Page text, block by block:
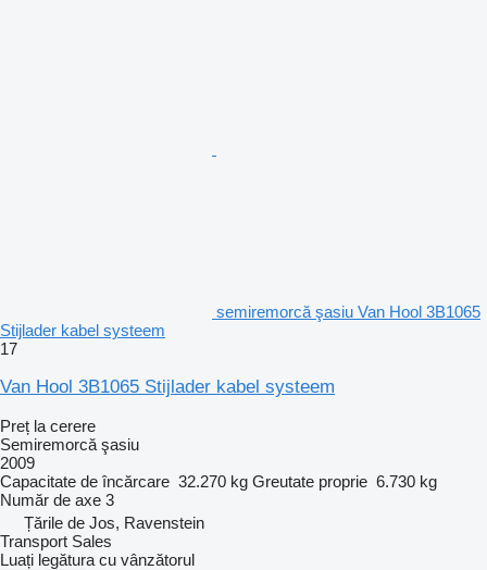
semiremorcă şasiu Van Hool 3B1065
Stijlader kabel systeem
17
Van Hool 3B1065 Stijlader kabel systeem
Preț la cerere
Semiremorcă şasiu
2009
Capacitate de încărcare 32.270 kg Greutate proprie 6.730 kg
Număr de axe 3
Țările de Jos, Ravenstein
Transport Sales
Luați legătura cu vânzătorul